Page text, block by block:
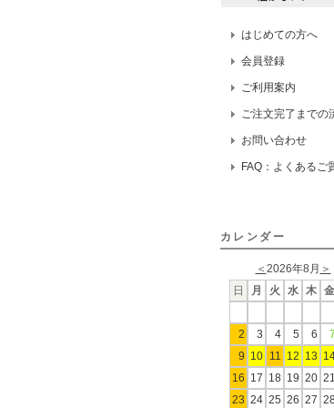
はじめての方へ
会員登録
ご利用案内
ご注文完了までの
お問い合わせ
FAQ：よくあるご
カレンダー
＜ 2026年8月 ＞
日
月 火 水 木 金
2
3 4 5 6 7
9 10 11 12 13
16 17 18 19 20 21
23 24 25 26 27